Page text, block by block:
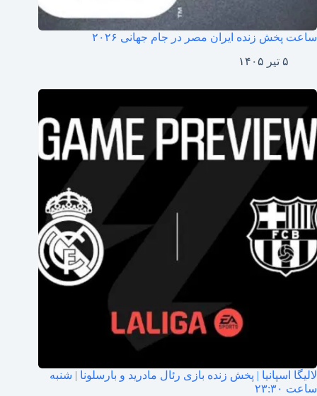
ساعت پخش زنده ایران مصر در جام جهانی ۲۰۲۶
۵ تیر ۱۴۰۵
لالیگا اسپانیا | پخش زنده بازی رئال مادرید و بارسلونا | شنبه
ساعت ۲۳:۳۰